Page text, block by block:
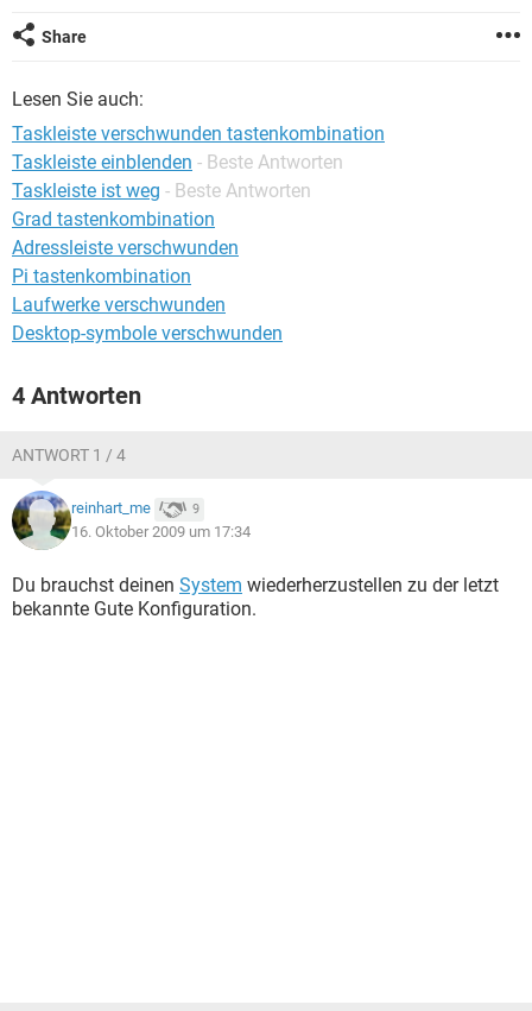
FACEBOOK
WHATSAPP
FACEBOOK
Share
Lesen Sie auch:
Taskleiste verschwunden tastenkombination
Taskleiste einblenden - Beste Antworten
Taskleiste ist weg - Beste Antworten
Grad tastenkombination
Adressleiste verschwunden
Pi tastenkombination
Laufwerke verschwunden
Desktop-symbole verschwunden
4 Antworten
ANTWORT 1 / 4
reinhart_me 9
16. Oktober 2009 um 17:34
Du brauchst deinen System wiederherzustellen zu der letzt
bekannte Gute Konfiguration.